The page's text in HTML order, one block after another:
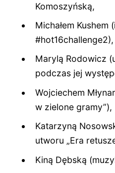
Komoszyńską,
Michałem Kushem
#hot16challenge2),
Marylą Rodowicz
podczas jej
Wojciechem
w zielone gramy”),
Katarzyną
utworu „Era
Kiną Dębską